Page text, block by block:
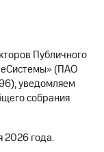
Публичного
(ПАО
уведомляем
собрания
2026 года.